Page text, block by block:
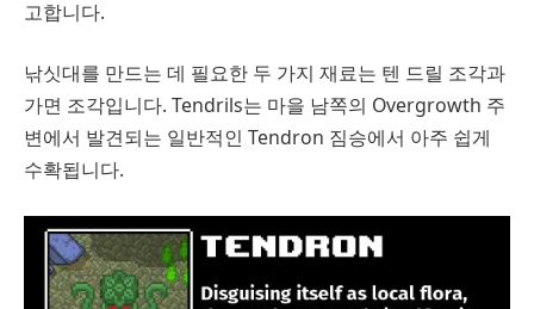
고합니다.
낚싯대를 만드는 데 필요한 두 가지 재료는 텐 드릴 조각과
가면 조각입니다. Tendrils는 마을 남쪽의 Overgrowth 주
변에서 발견되는 일반적인 Tendron 짐승에서 아주 쉽게
수확됩니다.